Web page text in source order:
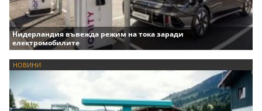
Нидерландия въвежда режим на тока заради
електромобилите
НОВИНИ